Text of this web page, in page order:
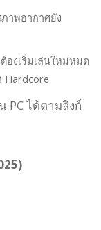
าพอากาศยัง
องเริ่มเล่นใหม่หมด
Hardcore
PC ได้ตามลิงก์